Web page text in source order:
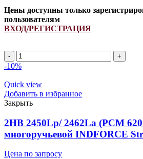
Цены доступны только
пользователям
ВХОД/РЕГИСТРАЦИЯ
2HB
2160Lp/
ремень
многоручьевой
INDFORCE
Strongest
quantity
-10%
Quick view
Добавить в избранное
Закрыть
2HB 2450Lp/ 2462La (PCM
многоручьевой INDFORCE
Цена по запросу